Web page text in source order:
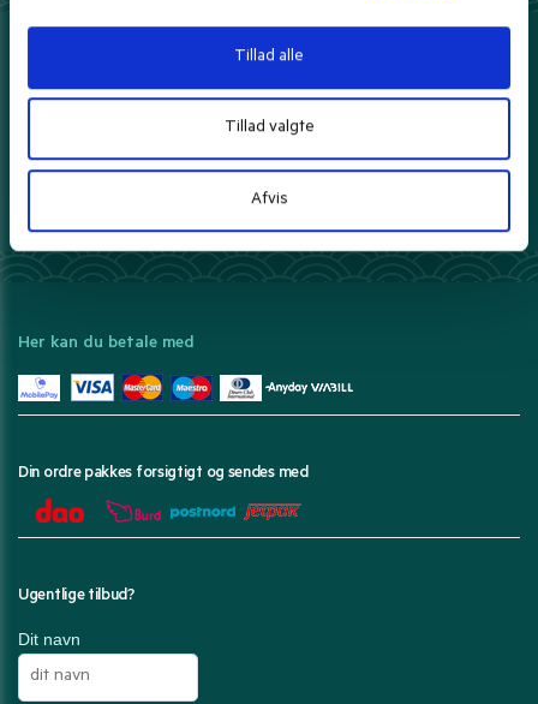
Tillad alle
Tillad valgte
Afvis
5 stjerner på Trustpilot
100% sikker e-handel
- ellers fra kun 39 kr.
Her kan du betale med
Din ordre pakkes forsigtigt og sendes med
Ugentlige tilbud?
Dit navn